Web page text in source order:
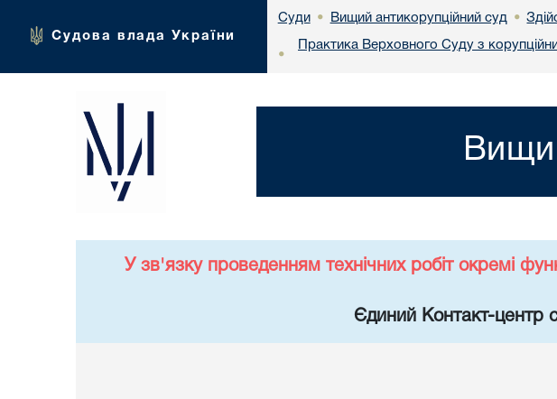
Судова влада України
Суди • Вищий антикорупційний суд •
•
Практика Верховного Суду з
У зв'язку проведенням технічних робіт окремі
Єдиний Контакт-центр